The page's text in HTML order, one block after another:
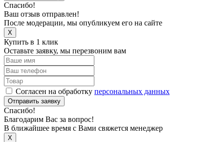
Спасибо!
Ваш отзыв отправлен!
После модерации, мы опубликуем его на сайте
X
Купить в 1 клик
Оставьте заявку, мы перезвоним вам
Согласен на обработку персональных данных
Отправить заявку
Спасибо!
Благодарим Вас за вопрос!
В ближайшее время с Вами свяжется менеджер
X